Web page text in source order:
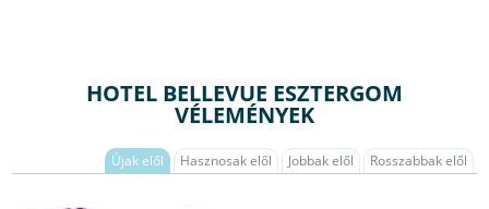
HOTEL BELLEVUE ESZTERGOM
VÉLEMÉNYEK
Újak elől Hasznosak elől Jobbak elől Rosszabbak elől